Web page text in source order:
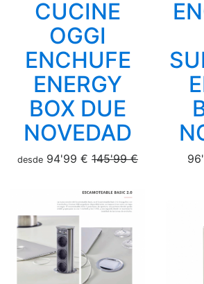
CUCINE
OGGI
ENCHUFE
ENERGY
BOX DUE
NOVEDAD
desde 94'99 € 145'99 €